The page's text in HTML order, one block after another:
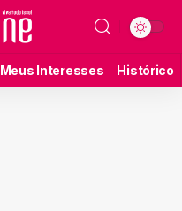
Meus Interesses Histórico